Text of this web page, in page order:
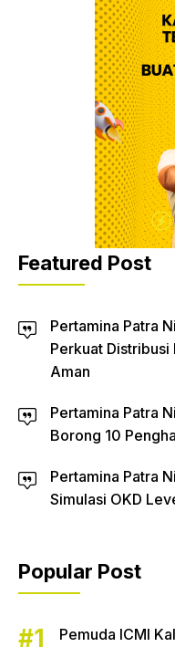
Featured Post
Pertamina Patra
Perkuat Distribusi
Aman
Pertamina Patra
Borong 10
Pertamina Patra
Simulasi OKD
Popular Post
Pemuda ICMI